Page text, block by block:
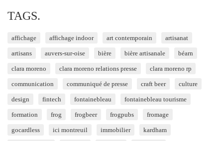
TAGS.
affichage affichage indoor art contemporain artisanat
artisans auvers-sur-oise bière bière artisanale béarn
clara moreno clara moreno relations presse clara moreno rp
communication communiqué de presse craft beer culture
design fintech fontainebleau fontainebleau tourisme
formation frog frogbeer frogpubs fromage
gocardless ici montreuil immobilier kardham